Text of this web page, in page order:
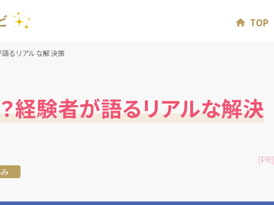
TOP
語るリアルな解決策
経験者が語るリアルな解決
[PR]